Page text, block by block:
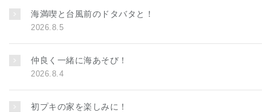
海満喫と台風前のドタバタと！
2026.8.5
仲良く一緒に海あそび！
2026.8.4
初プキの家を楽しみに！